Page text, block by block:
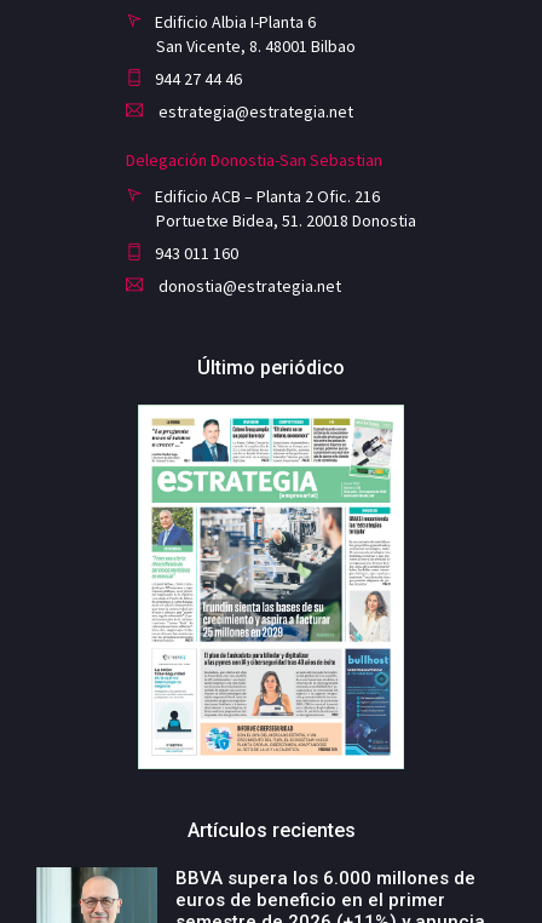
Edificio Albia I-Planta 6
San Vicente, 8. 48001 Bilbao
944 27 44 46
estrategia@estrategia.net
Delegación Donostia-San Sebastian
Edificio ACB – Planta 2 Ofic. 216
Portuetxe Bidea, 51. 20018 Donostia
943 011 160
donostia@estrategia.net
Último periódico
Artículos recientes
BBVA supera los 6.000 millones de
euros de beneficio en el primer